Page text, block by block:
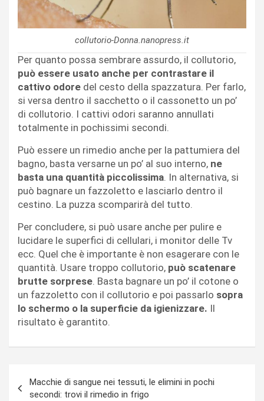
collutorio-Donna.nanopress.it
Per quanto possa sembrare assurdo, il collutorio,
può essere usato anche per contrastare il
cattivo odore del cesto della spazzatura. Per farlo,
si versa dentro il sacchetto o il cassonetto un po’
di collutorio. I cattivi odori saranno annullati
totalmente in pochissimi secondi.
Può essere un rimedio anche per la pattumiera del
bagno, basta versarne un po’ al suo interno, ne
basta una quantità piccolissima. In alternativa, si
può bagnare un fazzoletto e lasciarlo dentro il
cestino. La puzza scomparirà del tutto.
Per concludere, si può usare anche per pulire e
lucidare le superfici di cellulari, i monitor delle Tv
ecc. Quel che è importante è non esagerare con le
quantità. Usare troppo collutorio, può scatenare
brutte sorprese. Basta bagnare un po’ il cotone o
un fazzoletto con il collutorio e poi passarlo sopra
lo schermo o la superficie da igienizzare. Il
risultato è garantito.
articoli
Macchie di sangue nei tessuti, le elimini in pochi
secondi: trovi il rimedio in frigo